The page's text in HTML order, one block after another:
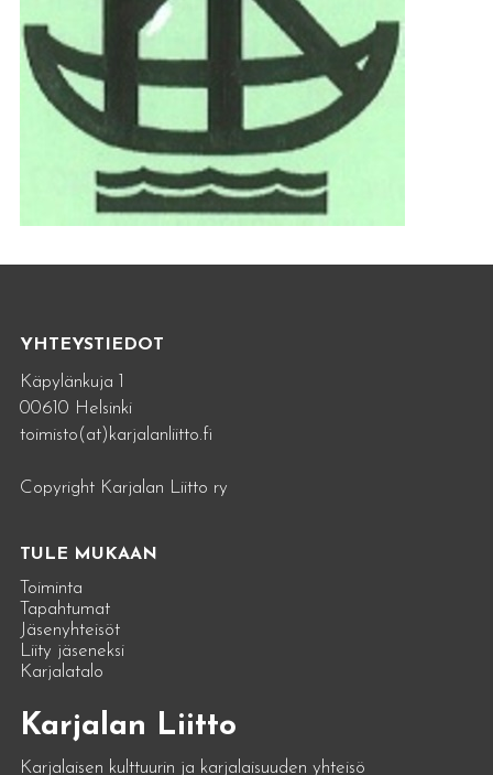
YHTEYSTIEDOT
Käpylänkuja 1
00610 Helsinki
toimisto(at)karjalanliitto.fi
Copyright Karjalan Liitto ry
TULE MUKAAN
Toiminta
Tapahtumat
Jäsenyhteisöt
Liity jäseneksi
Karjalatalo
Karjalan Liitto
Karjalaisen kulttuurin ja karjalaisuuden yhteisö